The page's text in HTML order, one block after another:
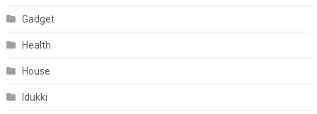
Gadget
Health
House
Idukki